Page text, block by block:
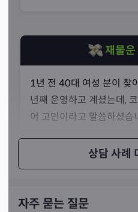
상담 사례
재물운
1년 전 40대 여성 분이 찾
년째 운영하고 계셨는데,
어 고민이라고 말씀하셨습
점사를 본 뒤, 기존에 진행
니라 예식에 쓰이는 전통
자주 묻는 질문